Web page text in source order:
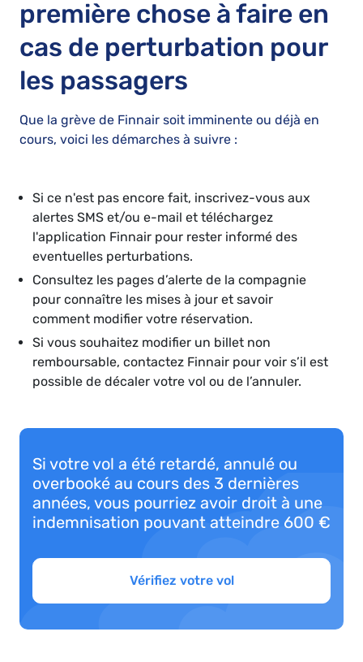
première chose à faire en
cas de perturbation pour
les passagers
Que la grève de Finnair soit imminente ou déjà en
cours, voici les démarches à suivre :
Si ce n'est pas encore fait, inscrivez-vous aux
alertes SMS et/ou e-mail et téléchargez
l'application Finnair pour rester informé des
eventuelles perturbations.
Consultez les pages d’alerte de la compagnie
pour connaître les mises à jour et savoir
comment modifier votre réservation.
Si vous souhaitez modifier un billet non
remboursable, contactez Finnair pour voir s’il est
possible de décaler votre vol ou de l’annuler.
Si votre vol a été retardé, annulé ou
overbooké au cours des 3 dernières
années, vous pourriez avoir droit à une
indemnisation pouvant atteindre 600 €
Vérifiez votre vol